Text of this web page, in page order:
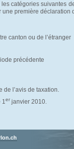
catégories suivantes
première déclaration
canton ou de l’étranger
précédente
de l’avis de taxation.
1er janvier 2010.